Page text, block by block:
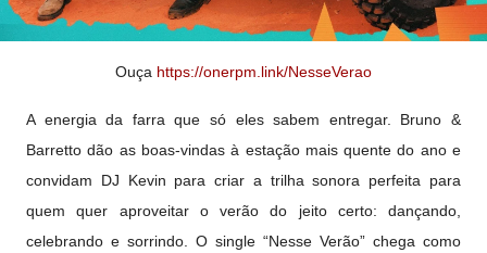
Ouça https://onerpm.link/NesseVerao
A energia da farra que só eles sabem entregar. Bruno &
Barretto dão as boas-vindas à estação mais quente do ano e
convidam DJ Kevin para criar a trilha sonora perfeita para
quem quer aproveitar o verão do jeito certo: dançando,
celebrando e sorrindo. O single “Nesse Verão” chega como